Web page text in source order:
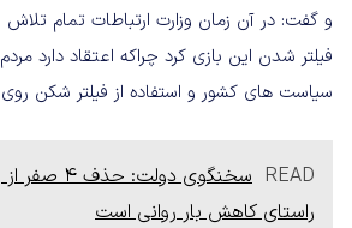
و گفت: در آن زمان وزارت ارتباطات تمام تلاش
فیلتر شدن این بازی کرد چراکه اعتقاد دارد
سیاست های کشور و استفاده از فیلتر شکن روی
READ
سخنگوی دولت:
راستای کاهش بار روانی است